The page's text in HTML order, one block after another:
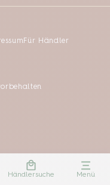
Händlersuche Menü
Für Händler